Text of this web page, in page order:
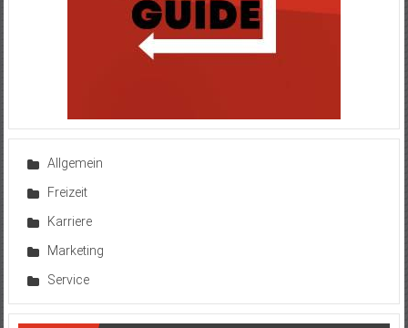
Allgemein
Freizeit
Karriere
Marketing
Service